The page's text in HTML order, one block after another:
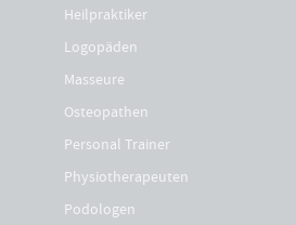
Heilpraktiker
Logopäden
Masseure
Osteopathen
Personal Trainer
Physiotherapeuten
Podologen